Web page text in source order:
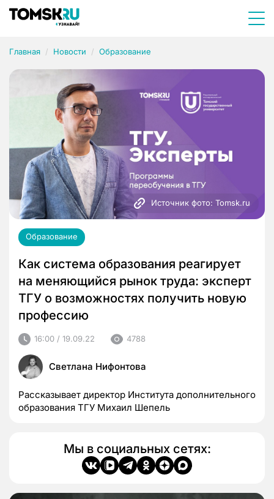
Главная Новости Образование
Источник фото: Tomsk.ru
Образование
Как система образования реагирует
на меняющийся рынок труда: эксперт
ТГУ о возможностях получить новую
профессию
16:00 / 19.09.22 4788
Светлана Нифонтова
Рассказывает директор Института дополнительного
образования ТГУ Михаил Шепель
Мы в социальных сетях: